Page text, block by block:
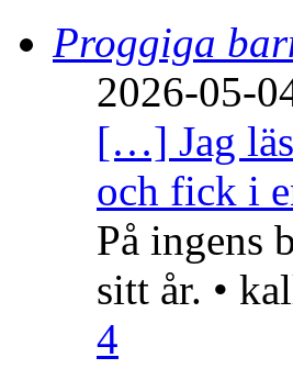
Proggiga
2026-05-
[…] Jag
och fick i
På ingens
sitt år. •
4